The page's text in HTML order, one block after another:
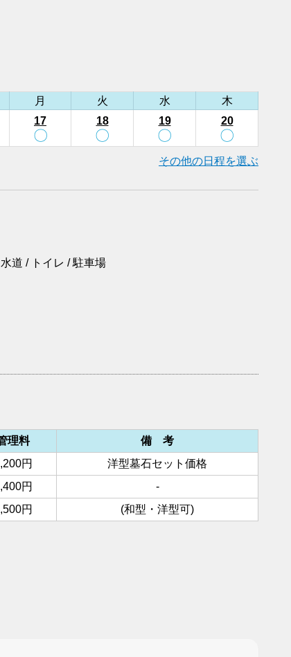
月 火 水
木
17
〇
18
〇
19
〇
20
〇
その他の日程を選ぶ
道 / トイレ / 駐車場
理料
備 考
円
洋型墓石セット価格
円
-
円 (和型・洋型可)